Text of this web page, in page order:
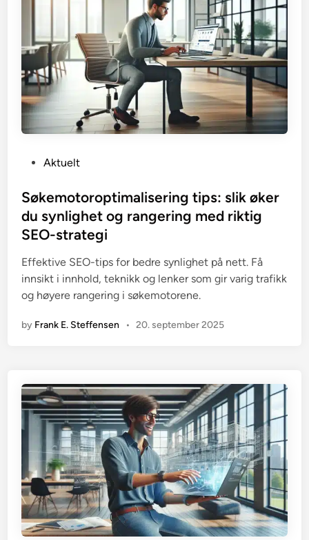
s
t
e
i
n
Aktuelt
Søkemotoroptimalisering tips: slik øker
du synlighet og rangering med riktig
SEO-strategi
Effektive SEO-tips for bedre synlighet på nett. Få
innsikt i innhold, teknikk og lenker som gir varig trafikk
og høyere rangering i søkemotorene.
by Frank E. Steffensen • 20. september 2025